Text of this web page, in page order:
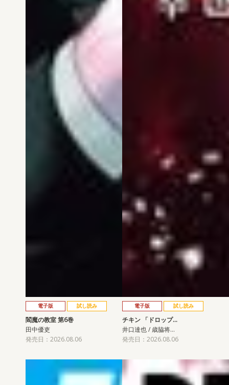
電子版 試し読み
閻魔の教室 第6巻
田中優吏
発売日：2026.08.06
電子版 試し読み
チキン 「ドロップ…
井口達也 / 歳脇将…
発売日：2026.08.06